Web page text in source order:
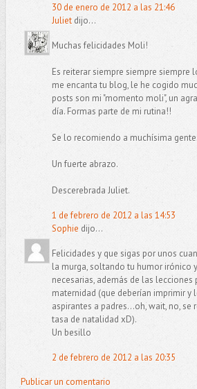
30 de enero de 2012 a las 21:46
Julietdijo...
Muchas felicidades Moli!
Es reiterar siempre siempre siempre
me encanta tu blog, le he cogido
posts son mi "momento moli", un
día. Formas parte de mi rutina!!
Se lo recomiendo a muchísima gente.
Un fuerte abrazo.
Descerebrada Juliet.
1 de febrero de 2012 a las 14:53
Sophie dijo...
Felicidades y que sigas por unos
la murga, soltando tu humor irónico
necesarias, además de las
maternidad (que deberían imprimir y
aspirantes a padres...oh, wait, no, se
tasa de natalidad xD).
Un besillo
2 de febrero de 2012 a las 20:35
Publicar un comentario